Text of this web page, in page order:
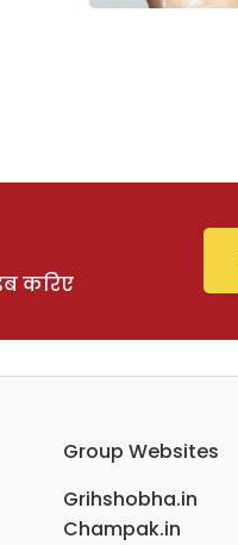
करिए
Group Websites
Grihshobha.in
Champak.in